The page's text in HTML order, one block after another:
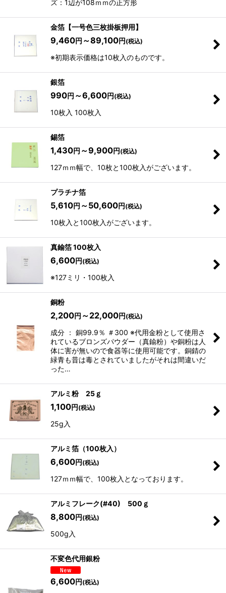
ズ：1辺が108ｍｍの正方形
金箔【一号色三枚掛板押用】
9,460円 ～89,100円 (税込)
※初期表示価格は10枚入のものです。
銀箔
990円 ～6,600円 (税込)
10枚入 100枚入
錫箔
1,430円 ～9,900円 (税込)
127ｍｍ幅で、10枚と100枚入がございます。
プラチナ箔
5,610円 ～50,600円 (税込)
10枚入と100枚入がございます。
真鍮箔 100枚入
6,600円 (税込)
※127ミリ・100枚入
銅粉
2,200円 ～22,000円 (税込)
成分 ： 銅99.9％ ＃300 ※代用金粉として使用さ
れているブロンズパウダー（真鍮粉）や銅粉は人
体に害が無いので食器等に使用可能です。銅錆の
緑青も昔は毒とされていましたがそれは間違いだ
った…
アルミ粉 25ｇ
1,100円 (税込)
25g入
アルミ箔（100枚入）
6,600円 (税込)
127ｍｍ幅で、100枚入となっております。
アルミフレーク(#40) 500ｇ
8,800円 (税込)
500g入
不変色代用銀粉
6,600円 (税込)